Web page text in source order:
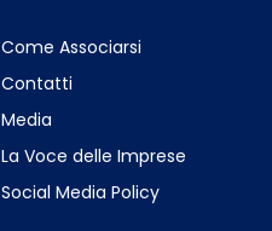
Come Associarsi
Contatti
Media
La Voce delle Imprese
Social Media Policy